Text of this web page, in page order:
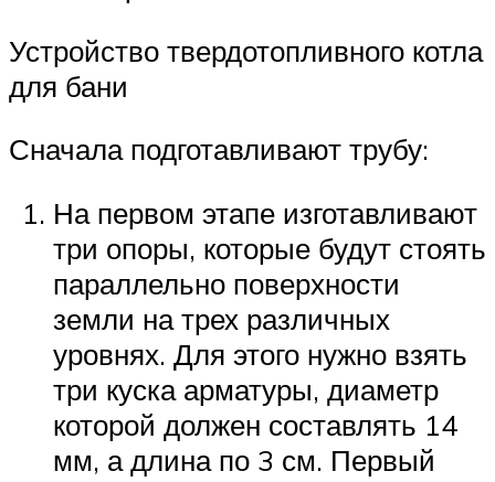
Устройство твердотопливного котла
для бани
Сначала подготавливают трубу:
На первом этапе изготавливают
три опоры, которые будут стоять
параллельно поверхности
земли на трех различных
уровнях. Для этого нужно взять
три куска арматуры, диаметр
которой должен составлять 14
мм, а длина по 3 см. Первый